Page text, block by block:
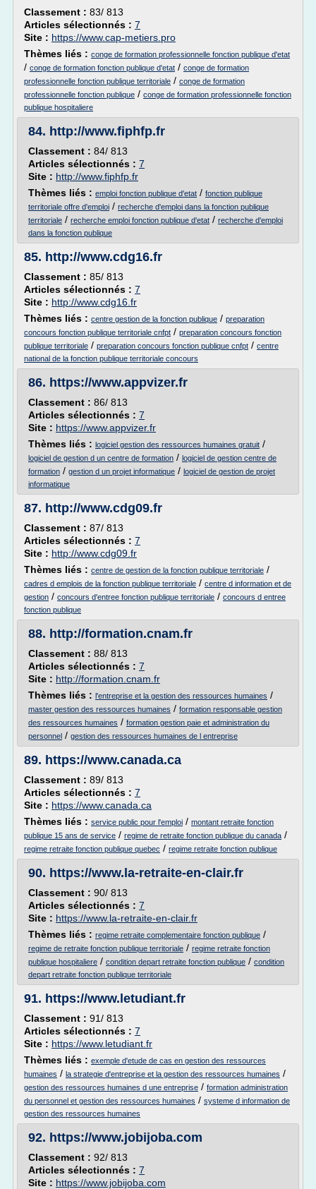
Classement : 83/ 813
Articles sélectionnés : 7
Site : https://www.cap-metiers.pro
Thèmes liés : conge de formation professionnelle fonction publique d'etat
/ conge de formation fonction publique d'etat / conge de formation
professionnelle fonction publique territoriale / conge de formation
professionnelle fonction publique / conge de formation professionnelle fonction
publique hospitaliere
84. http://www.fiphfp.fr
Classement : 84/ 813
Articles sélectionnés : 7
Site : http://www.fiphfp.fr
Thèmes liés : emploi fonction publique d'etat / fonction publique
territoriale offre d'emploi / recherche d'emploi dans la fonction publique
territoriale / recherche emploi fonction publique d'etat / recherche d'emploi
dans la fonction publique
85. http://www.cdg16.fr
Classement : 85/ 813
Articles sélectionnés : 7
Site : http://www.cdg16.fr
Thèmes liés : centre gestion de la fonction publique / preparation
concours fonction publique territoriale cnfpt / preparation concours fonction
publique territoriale / preparation concours fonction publique cnfpt / centre
national de la fonction publique territoriale concours
86. https://www.appvizer.fr
Classement : 86/ 813
Articles sélectionnés : 7
Site : https://www.appvizer.fr
Thèmes liés : logiciel gestion des ressources humaines gratuit /
logiciel de gestion d un centre de formation / logiciel de gestion centre de
formation / gestion d un projet informatique / logiciel de gestion de projet
informatique
87. http://www.cdg09.fr
Classement : 87/ 813
Articles sélectionnés : 7
Site : http://www.cdg09.fr
Thèmes liés : centre de gestion de la fonction publique territoriale /
cadres d emplois de la fonction publique territoriale / centre d information et de
gestion / concours d'entree fonction publique territoriale / concours d entree
fonction publique
88. http://formation.cnam.fr
Classement : 88/ 813
Articles sélectionnés : 7
Site : http://formation.cnam.fr
Thèmes liés : l'entreprise et la gestion des ressources humaines /
master gestion des ressources humaines / formation responsable gestion
des ressources humaines / formation gestion paie et administration du
personnel / gestion des ressources humaines de l entreprise
89. https://www.canada.ca
Classement : 89/ 813
Articles sélectionnés : 7
Site : https://www.canada.ca
Thèmes liés : service public pour l'emploi / montant retraite fonction
publique 15 ans de service / regime de retraite fonction publique du canada /
regime retraite fonction publique quebec / regime retraite fonction publique
90. https://www.la-retraite-en-clair.fr
Classement : 90/ 813
Articles sélectionnés : 7
Site : https://www.la-retraite-en-clair.fr
Thèmes liés : regime retraite complementaire fonction publique /
regime de retraite fonction publique territoriale / regime retraite fonction
publique hospitaliere / condition depart retraite fonction publique / condition
depart retraite fonction publique territoriale
91. https://www.letudiant.fr
Classement : 91/ 813
Articles sélectionnés : 7
Site : https://www.letudiant.fr
Thèmes liés : exemple d'etude de cas en gestion des ressources
humaines / la strategie d'entreprise et la gestion des ressources humaines /
gestion des ressources humaines d une entreprise / formation administration
du personnel et gestion des ressources humaines / systeme d information de
gestion des ressources humaines
92. https://www.jobijoba.com
Classement : 92/ 813
Articles sélectionnés : 7
Site : https://www.jobijoba.com